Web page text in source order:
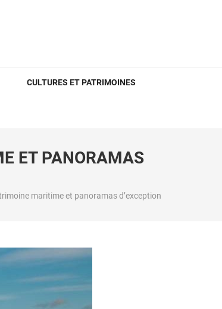
CULTURES ET PATRIMOINES
ET PANORAMAS
maritime et panoramas d’exception